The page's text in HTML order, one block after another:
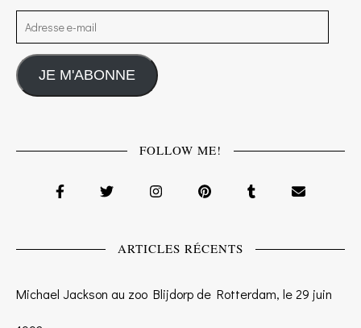
Adresse e-mail
JE M'ABONNE
FOLLOW ME!
ARTICLES RÉCENTS
Michael Jackson au zoo Blijdorp de Rotterdam, le 29 juin